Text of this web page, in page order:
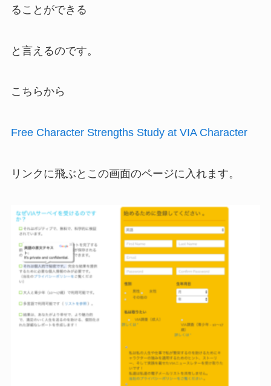
ることができる
と言えるのです。
こちらから
Free Character Strengths Study at VIA Character
リンクに飛ぶとこの画面のページに入れます。